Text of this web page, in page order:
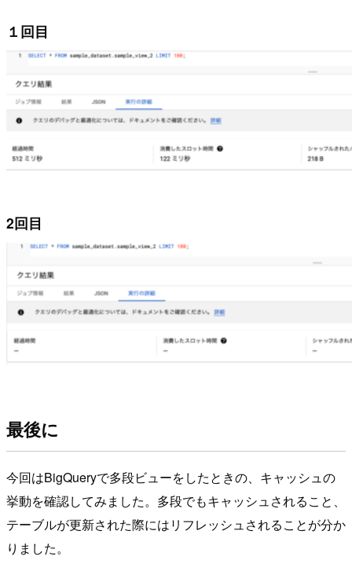
１回目
2回目
最後に
今回はBigQueryで多段ビューをしたときの、キャッシュの
挙動を確認してみました。多段でもキャッシュされること、
テーブルが更新された際にはリフレッシュされることが分か
りました。